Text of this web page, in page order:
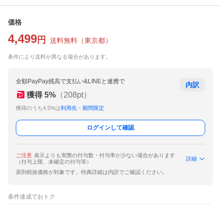
価格
4,499 円 送料無料 （東京都）
条件により送料が異なる場合があります。
全額PayPay残高で支払い&LINEと連携で
獲得 5% （208pt）
獲得のうち4.5%は利用先・期間限定
内訳
ログインして確認
ご注意 表示よりも実際の付与数・付与率が少ない場合があります
（付与上限、未確定の付与等）
詳細
原則税抜価格が対象です。特典詳細は内訳でご確認ください。
条件達成でおトク